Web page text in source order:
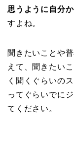
思うように自分
すよね。
聞きたいことや
えて、聞きたい
く聞くぐらいの
ってぐらいでに
てください。